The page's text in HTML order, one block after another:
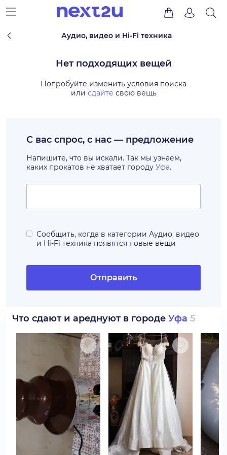
Аудио, видео и Hi-Fi техника
Нет подходящих вещей
Попробуйте изменить условия поиска
или сдайте свою вещь
С вас спрос, с нас — предложение
Напишите, что вы искали. Так мы узнаем,
каких прокатов не хватает городу Уфа.
Сообщить, когда в категории Аудио, видео
и Hi-Fi техника появятся новые вещи
Отправить
Что сдают и ареднуют в городе Уфа 5